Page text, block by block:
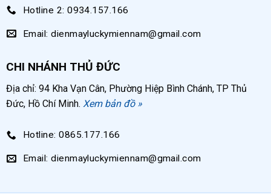
Hotline 2: 0934.157.166
Email: dienmayluckymiennam@gmail.com
CHI NHÁNH THỦ ĐỨC
Địa chỉ: 94 Kha Vạn Cân, Phường Hiệp Bình Chánh, TP Thủ
Đức, Hồ Chí Minh. Xem bản đồ »
Hotline: 0865.177.166
Email: dienmayluckymiennam@gmail.com